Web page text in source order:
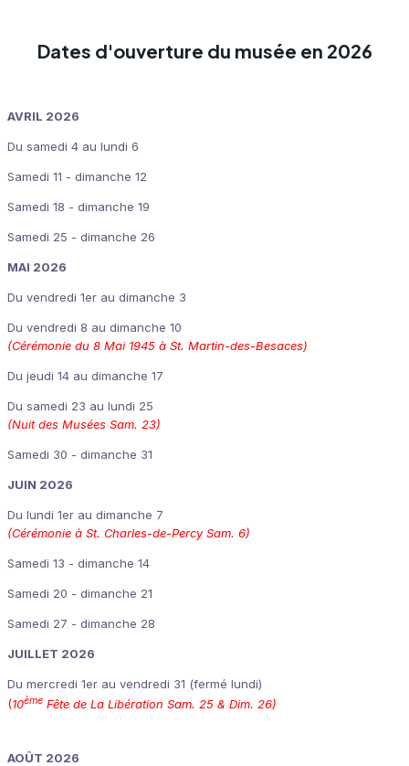
Dates d'ouverture du musée en 2026
AVRIL 2026
Du samedi 4 au lundi 6
Samedi 11 - dimanche 12
Samedi 18 - dimanche 19
Samedi 25 - dimanche 26
MAI 2026
Du vendredi 1er au dimanche 3
Du vendredi 8 au dimanche 10
(Cérémonie du 8 Mai 1945 à St. Martin-des-Besaces)
Du jeudi 14 au dimanche 17
Du samedi 23 au lundi 25
(Nuit des Musées Sam. 23)
Samedi 30 - dimanche 31
JUIN 2026
Du lundi 1er au dimanche 7
(Cérémonie à St. Charles-de-Percy Sam. 6)
Samedi 13 - dimanche 14
Samedi 20 - dimanche 21
Samedi 27 - dimanche 28
JUILLET 2026
Du mercredi 1er au vendredi 31 (fermé lundi)
(10ème Fête de La Libération Sam. 25 & Dim. 26)
AOÛT 2026